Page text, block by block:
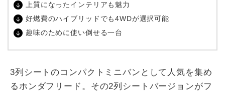
上質になったインテリアも魅力
好燃費のハイブリッドでも4WDが選択可能
趣味のために使い倒せる一台
3列シートのコンパクトミニバンとして人気を集め
るホンダフリード。その2列シートバージョンがフ